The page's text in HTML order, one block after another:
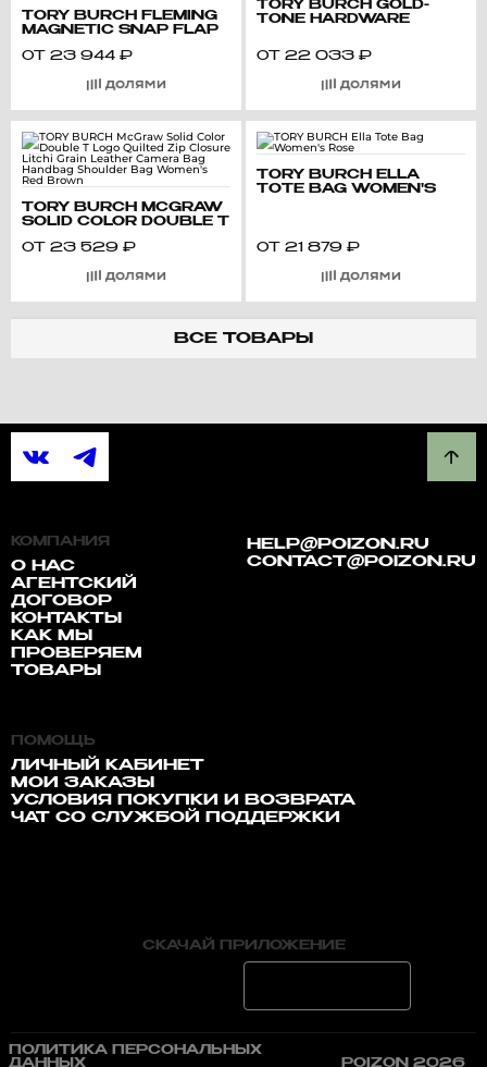
TORY BURCH FLEMING
MAGNETIC SNAP FLAP
LEATHER SHOULDER
ОТ 23 944 ₽
TORY BURCH GOLD-
TONE HARDWARE
SHOULDER BAG
REGULAR WOMEN'S
ОТ 22 033 ₽
TORY BURCH MCGRAW
SOLID COLOR DOUBLE T
CLOSURE LITCHI GRAIN
HANDBAG SHOULDER
ОТ 23 529 ₽
TORY BURCH ELLA
TOTE BAG WOMEN'S
ОТ 21 879 ₽
ВСЕ ТОВАРЫ
КОМПАНИЯ
О НАС
АГЕНТСКИЙ
ДОГОВОР
КОНТАКТЫ
КАК МЫ
ПРОВЕРЯЕМ
ТОВАРЫ
HELP@POIZON.RU
CONTACT@POIZON.RU
ПОМОЩЬ
ЛИЧНЫЙ КАБИНЕТ
МОИ ЗАКАЗЫ
УСЛОВИЯ ПОКУПКИ И ВОЗВРАТА
ЧАТ СО СЛУЖБОЙ ПОДДЕРЖКИ
СКАЧАЙ ПРИЛОЖЕНИЕ
ПОЛИТИКА ПЕРСОНАЛЬНЫХ
ДАННЫХ
POIZON 2026